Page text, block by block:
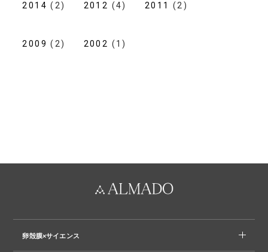
2014 (2) 2012 (4) 2011 (2)
2009 (2) 2002 (1)
卵殻膜×サイエンス